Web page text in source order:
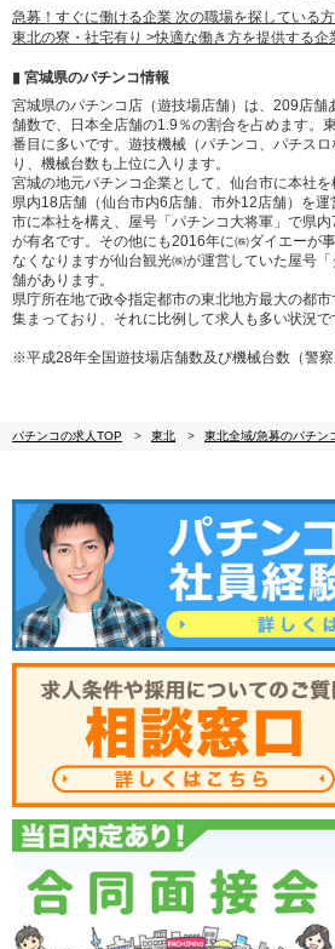
急募！すぐに働ける企業 次の職場を探している方
東北の寮・社宅有り >快適な働き方を提供する企
▮ 宮城県のパチンコ情報
宮城県のパチンコ店（遊技場店舗）は、209店舗
舗数で、日本全店舗の1.9％の割合を占めます。
番目に多いです。遊技機械（パチンコ、パチス
り、機械台数も上位に入ります。
宮城の地元パチンコ企業として、仙台市に本社
県内18店舗（仙台市内6店舗、市外12店舗）を
市に本社を構え、屋号「パチンコ大将軍」で県
が有名です。その他にも2016年に㈱ダイエーが
なくなりますが仙台観光㈱が運営していた屋号
舗があります。
県庁所在地で政令指定都市の東北地方最大の都
集まっており、それに比例して求人も多い状況で
※平成28年全国遊技場店舗数及び機械台数（警察
パチンコの求人TOP 東北 東北全域/急募のパチン